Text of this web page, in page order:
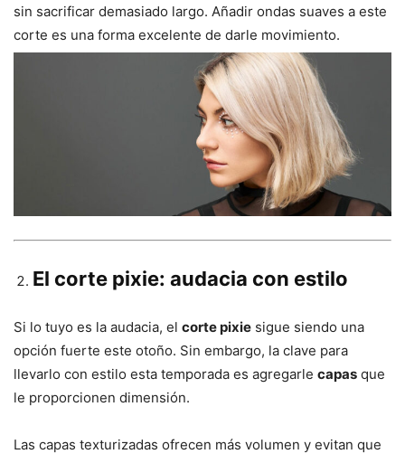
sin sacrificar demasiado largo. Añadir ondas suaves a este
corte es una forma excelente de darle movimiento.
El corte pixie: audacia con estilo
Si lo tuyo es la audacia, el corte pixie sigue siendo una
opción fuerte este otoño. Sin embargo, la clave para
llevarlo con estilo esta temporada es agregarle capas que
le proporcionen dimensión.
Las capas texturizadas ofrecen más volumen y evitan que